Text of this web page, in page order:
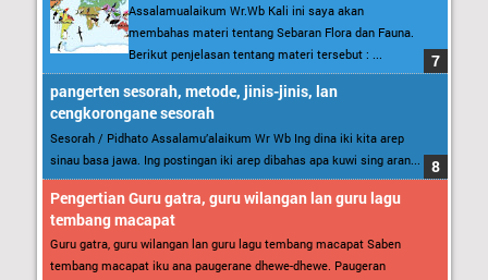
Assalamualaikum Wr.Wb Kali ini saya akan
membahas materi tentang Sebaran Flora dan Fauna.
Berikut penjelasan tentang materi tersebut : ...
pangerten sesorah, metode, jinis-jinis, lan
cengkorongane sesorah
Sesorah / Pidhato Assalamu’alaikum Wr Wb Ing dina iki kita arep
sinau basa jawa. Ing postingan iki arep dibahas apa kuwi sing aran...
Pengertian Guru gatra, guru wilangan lan guru lagu
tembang macapat
Guru gatra, guru wilangan lan guru lagu tembang macapat Saben
tembang macapat iku ana paugerane dhewe-dhewe. Paugeran